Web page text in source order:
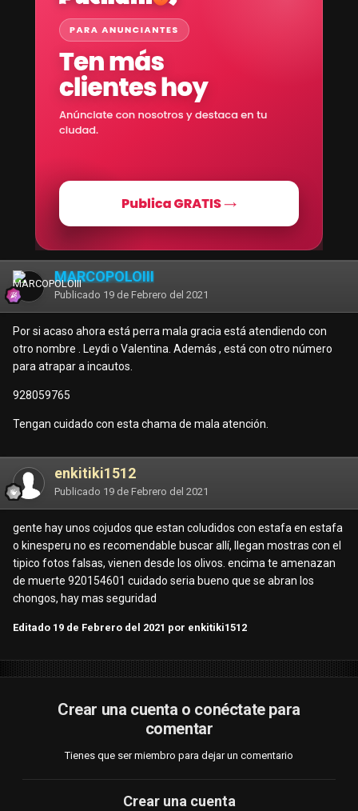
MARCOPOLOIII
Publicado 19 de Febrero del 2021
Por si acaso ahora está perra mala gracia está atendiendo con
otro nombre . Leydi o Valentina. Además , está con otro número
para atrapar a incautos.
928059765
Tengan cuidado con esta chama de mala atención.
enkitiki1512
Publicado 19 de Febrero del 2021
gente hay unos cojudos que estan coludidos con estafa en estafa
o kinesperu no es recomendable buscar allí, llegan mostras con el
tipico fotos falsas, vienen desde los olivos. encima te amenazan
de muerte 920154601 cuidado seria bueno que se abran los
chongos, hay mas seguridad
Editado 19 de Febrero del 2021 por enkitiki1512
Crear una cuenta o conéctate para
comentar
Tienes que ser miembro para dejar un comentario
Crear una cuenta